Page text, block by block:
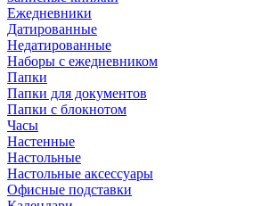
Ежедневники
Датированные
Недатированные
Наборы с ежедневником
Папки
Папки для документов
Папки с блокнотом
Часы
Настенные
Настольные
Настольные аксессуары
Офисные подставки